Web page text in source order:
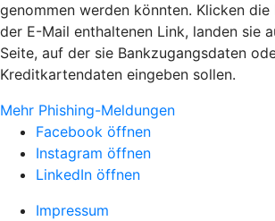
genommen werden könnten. Klicken die
der E-Mail enthaltenen Link, landen sie
Seite, auf der sie Bankzugangsdaten
Kreditkartendaten eingeben sollen.
Mehr Phishing-Meldungen
Facebook öffnen
Instagram öffnen
LinkedIn öffnen
Impressum